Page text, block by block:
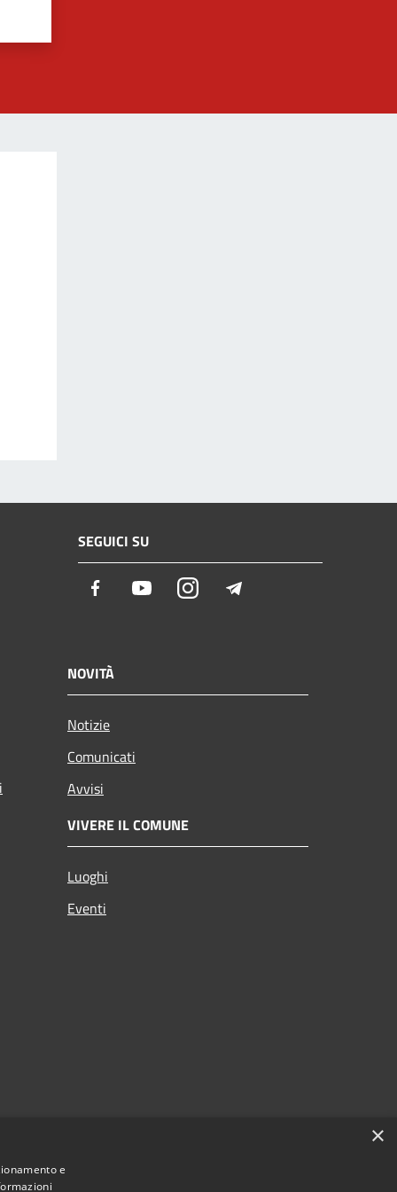
SEGUICI SU
Facebook YoutubeInstagram
NOVITÀ
Notizie
Comunicati
Avvisi
VIVERE IL COMUNE
Luoghi
Eventi
×
e